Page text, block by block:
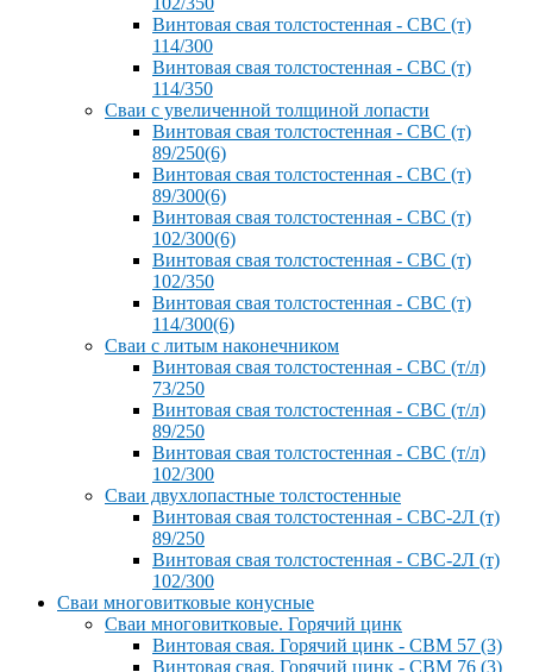
Винтовая свая толстостенная - СВС (т)
114/300
Винтовая свая толстостенная - СВС (т)
114/350
Сваи с увеличенной толщиной лопасти
Винтовая свая толстостенная - СВС (т)
89/250(6)
Винтовая свая толстостенная - СВС (т)
89/300(6)
Винтовая свая толстостенная - СВС (т)
102/300(6)
Винтовая свая толстостенная - СВС (т)
102/350
Винтовая свая толстостенная - СВС (т)
114/300(6)
Сваи с литым наконечником
Винтовая свая толстостенная - СВС (т/л)
73/250
Винтовая свая толстостенная - СВС (т/л)
89/250
Винтовая свая толстостенная - СВС (т/л)
102/300
Сваи двухлопастные толстостенные
Винтовая свая толстостенная - СВС-2Л (т)
89/250
Винтовая свая толстостенная - СВС-2Л (т)
102/300
Сваи многовитковые конусные
Сваи многовитковые. Горячий цинк
Винтовая свая. Горячий цинк - СВМ 57 (3)
Винтовая свая. Горячий цинк - СВМ 76 (3)